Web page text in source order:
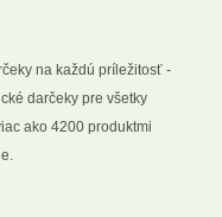
na každú príležitosť -
darčeky pre všetky
ako 4200 produktmi